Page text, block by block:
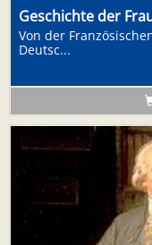
Geschichte der
Von der
Deutsc...